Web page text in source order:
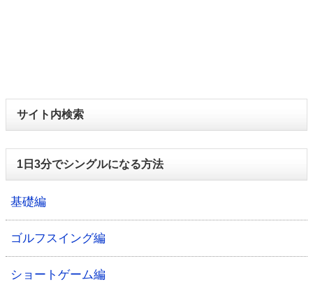
サイト内検索
1日3分でシングルになる方法
基礎編
ゴルフスイング編
ショートゲーム編